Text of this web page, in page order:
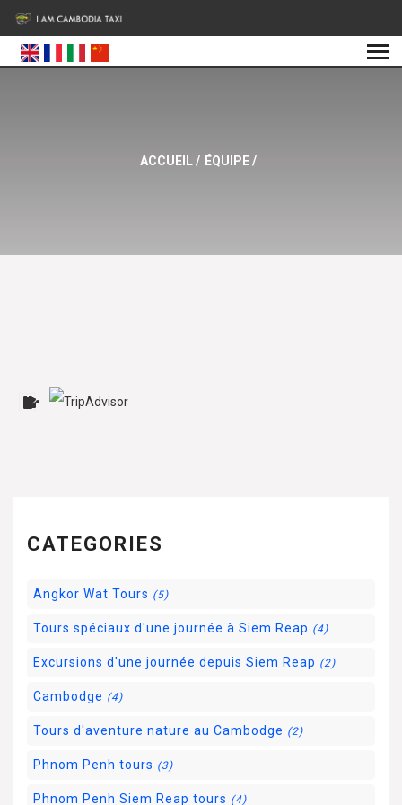
ACCUEIL/ ÉQUIPE/
CATEGORIES
Angkor Wat Tours (5)
Tours spéciaux d'une journée à Siem Reap (4)
Excursions d'une journée depuis Siem Reap (2)
Cambodge (4)
Tours d'aventure nature au Cambodge (2)
Phnom Penh tours (3)
Phnom Penh Siem Reap tours (4)